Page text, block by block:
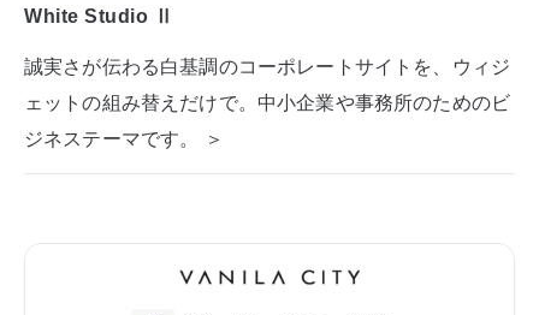
White Studio Ⅱ
誠実さが伝わる白基調のコーポレートサイトを、ウィジ
ェットの組み替えだけで。中小企業や事務所のためのビ
ジネステーマです。 ＞